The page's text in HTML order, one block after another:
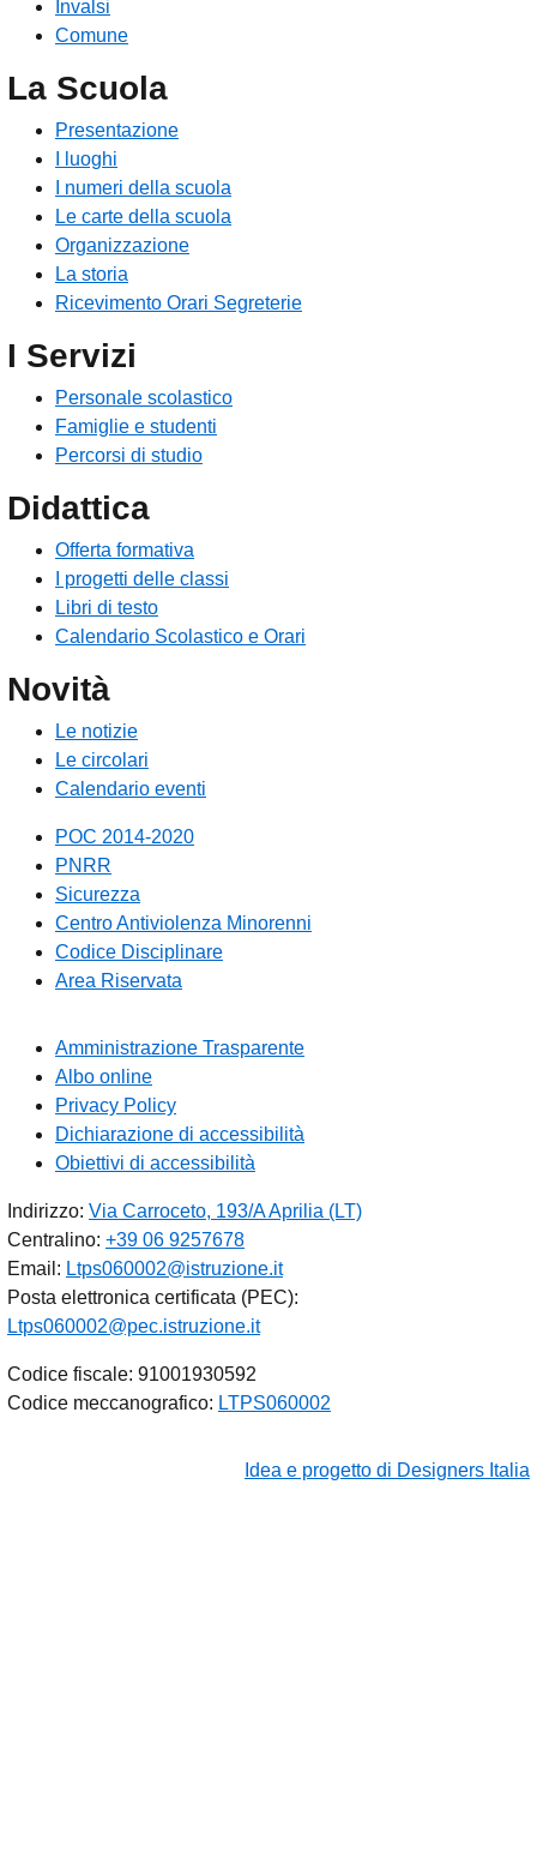
Invalsi
Comune
La Scuola
Presentazione
I luoghi
I numeri della scuola
Le carte della scuola
Organizzazione
La storia
Ricevimento Orari Segreterie
I Servizi
Personale scolastico
Famiglie e studenti
Percorsi di studio
Didattica
Offerta formativa
I progetti delle classi
Libri di testo
Calendario Scolastico e Orari
Novità
Le notizie
Le circolari
Calendario eventi
POC 2014-2020
PNRR
Sicurezza
Centro Antiviolenza Minorenni
Codice Disciplinare
Area Riservata
Amministrazione Trasparente
Albo online
Privacy Policy
Dichiarazione di accessibilità
Obiettivi di accessibilità
Indirizzo: Via Carroceto, 193/A Aprilia (LT)
Centralino: +39 06 9257678
Email: Ltps060002@istruzione.it
Posta elettronica certificata (PEC):
Ltps060002@pec.istruzione.it
Codice fiscale: 91001930592
Codice meccanografico: LTPS060002
Idea e progetto di Designers Italia